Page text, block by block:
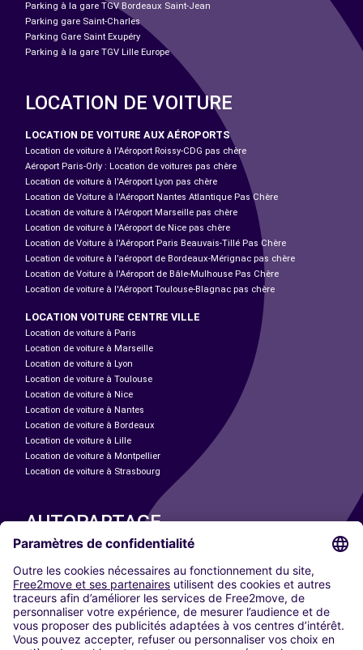
Parking à la gare TGV Bordeaux Saint-Jean
Parking gare Saint-Charles
Parking Gare Saint Exupéry
Parking à la gare TGV Lille Europe
LOCATION DE VOITURE
LOCATION DE VOITURE AUX AÉROPORTS
Location de voiture à l'Aéroport Roissy-CDG pas chère
Aéroport Paris-Orly : Location de voitures pas chère
Location de voiture à l'Aéroport Lyon pas chère
Location de Voiture à l'Aéroport Nantes Atlantique Pas Chère
Location de voiture à l'Aéroport Marseille pas chère
Location de voiture à l'Aéroport de Nice pas chère
Location de Voiture à l'Aéroport Paris Beauvais-Tillé Pas Chère
Location de voiture à l’aéroport de Bordeaux-Mérignac pas chère
Location de Voiture à l'Aéroport de Bâle-Mulhouse Pas Chère
Location de voiture à l'Aéroport Toulouse-Blagnac pas chère
LOCATION VOITURE CENTRE VILLE
Location de voiture à Paris
Location de voiture à Marseille
Location de voiture à Lyon
Location de voiture à Toulouse
Location de voiture à Nice
Location de voiture à Nantes
Location de voiture à Bordeaux
Location de voiture à Lille
Location de voiture à Montpellier
Location de voiture à Strasbourg
AUTOPARTAGE
Paris
Madrid
Washington DC
Milan
Rome
Turin